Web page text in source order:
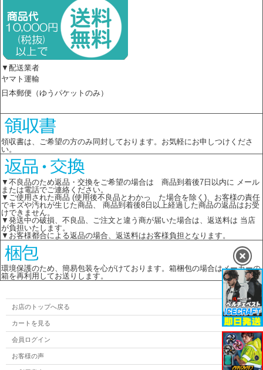
▼配送業者
ヤマト運輸
日本郵便（ゆうパケットのみ）
領収書は、ご希望の方のみ同封しております。お気軽にお申しつけくださ
い。
▼不良品のため返品・交換をご希望の場合は 商品到着後7日以内に メール
または電話でご連絡ください。
▼ご使用された商品 (使用後不良品とわかっ た場合を除く)、お客様の責任
でキズや汚れが生じた商品、 商品到着後8日以上経過した商品の返品はお受
けできません。
▼発送中の破損、不良品、ご注文と違う商が届いた場合は、返送料は 当店
が負担いたします。
▼お客様都合による返品の場合、返送料はお客様負担となります。
環境保護のため、簡易包装を心がけております。箱梱包の場合はメーカーの
箱を再利用してお送りします。
お店のトップへ戻る
カートを見る
会員ログイン
お客様の声